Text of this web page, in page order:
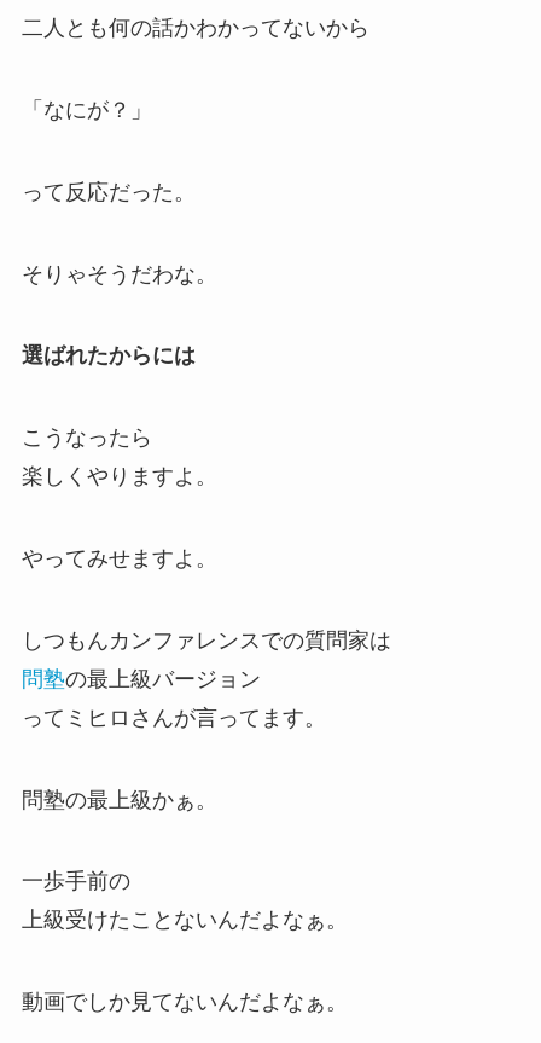
二人とも何の話かわかってないから
「なにが？」
って反応だった。
そりゃそうだわな。
選ばれたからには
こうなったら
楽しくやりますよ。
やってみせますよ。
しつもんカンファレンスでの質問家は
問塾の最上級バージョン
ってミヒロさんが言ってます。
問塾の最上級かぁ。
一歩手前の
上級受けたことないんだよなぁ。
動画でしか見てないんだよなぁ。